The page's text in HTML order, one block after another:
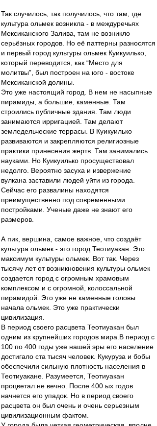
Так случилось, так получилось, что там, где
культура ольмек возникла - в междуречьях
Мексиканского Залива, там не возникло
серьёзных городов. Но её паттерны разносятся
и первый город культуры ольмек Куикуилько,
который переводится, как “Место для
молитвы”, был построен на юго - востоке
Мексиканской долины.
Это уже настоящий город. В нем не насыпные
пирамиды, а большие, каменные. Там
строились публичные здания. Там люди
занимаются ирригацией. Там делают
земледельческие террасы. В Куикуилько
развиваются и закрепляются религиозные
практики принесения жертв. Там занимались
науками. Но Куикуилько просуществовал
недолго. Вероятно засуха и извержение
вулкана заставили людей уйти из города.
Сейчас его развалины находятся
преимущественно под современными
постройками. Ученые даже не знают его
размеров.
А пик, вершина, самое важное, что создаёт
культура ольмек - это город Теотиуакан. Это
максимум культуры ольмек. Вот так. Через
тысячу лет от возникновения культуры ольмек
создается город с огромным храмовым
комплексом и с огромной, колоссальной
пирамидой. Это уже не каменные головы
начала ольмек. Это уже практически
цивилизация.
В период своего расцвета Теотиуакан был
одним из крупнейших городов мира.В период с
100 по 400 годы уже нашей эры его население
достигало ста тысяч человек. Кукуруза и бобы
обеспечили сильную плотность населения в
Теотиуакане. Разумеется, Теотиуакан
процветал не вечно. После 400 ых годов
начнется его упадок. Но в период своего
расцвета он был очень и очень серьезным
цивилизационным фактом.